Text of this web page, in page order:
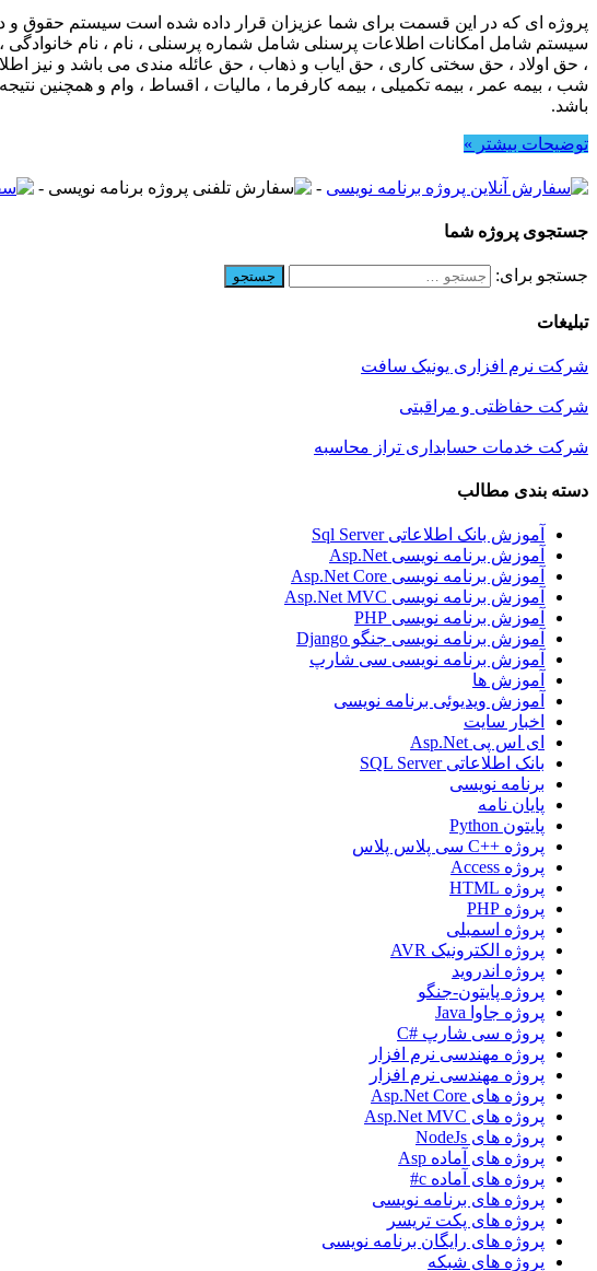
پروژه ای که در این قسمت برای شما عزیزان قرار داده شده است سیستم حقوق
سیستم شامل امکانات اطلاعات پرسنلی شامل شماره پرسنلی ، نام ، نام
، حق اولاد ، حق سختی کاری ، حق ایاب و ذهاب ، حق عائله مندی می باشد و نیز
شب ، بیمه عمر ، بیمه تکمیلی ، بیمه کارفرما ، مالیات ، اقساط ، وام و
باشد.
توضیحات بیشتر »
-
-
جستجوی پروژه شما
جستجو برای:
تبلیغات
شرکت نرم افزاری یونیک سافت
شرکت حفاظتی و مراقبتی
شرکت خدمات حسابداری تراز محاسبه
دسته بندی مطالب
آموزش بانک اطلاعاتی Sql Server
آموزش برنامه نویسی Asp.Net
آموزش برنامه نویسی Asp.Net Core
آموزش برنامه نویسی Asp.Net MVC
آموزش برنامه نویسی PHP
آموزش برنامه نویسی جنگو Django
آموزش برنامه نویسی سی شارپ
آموزش ها
آموزش ویدیوئی برنامه نویسی
اخبار سایت
ای اس پی Asp.Net
بانک اطلاعاتی SQL Server
برنامه نویسی
پایان نامه
پایتون Python
پروژه ++C سی پلاس پلاس
پروژه Access
پروژه HTML
پروژه PHP
پروژه اسمبلی
پروژه الکترونیک AVR
پروژه اندروید
پروژه پایتون-جنگو
پروژه جاوا Java
پروژه سی شارپ #C
پروژه مهندسی نرم افزار
پروژه مهندسی نرم افزار
پروژه های Asp.Net Core
پروژه های Asp.Net MVC
پروژه های NodeJs
پروژه های آماده Asp
پروژه های آماده c#
پروژه های برنامه نویسی
پروژه های پکت تریسر
پروژه های رایگان برنامه نویسی
پروژه های شبکه